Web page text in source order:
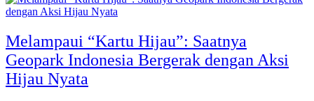
Melampaui “Kartu Hijau”: Saatnya
Geopark Indonesia Bergerak dengan Aksi
Hijau Nyata